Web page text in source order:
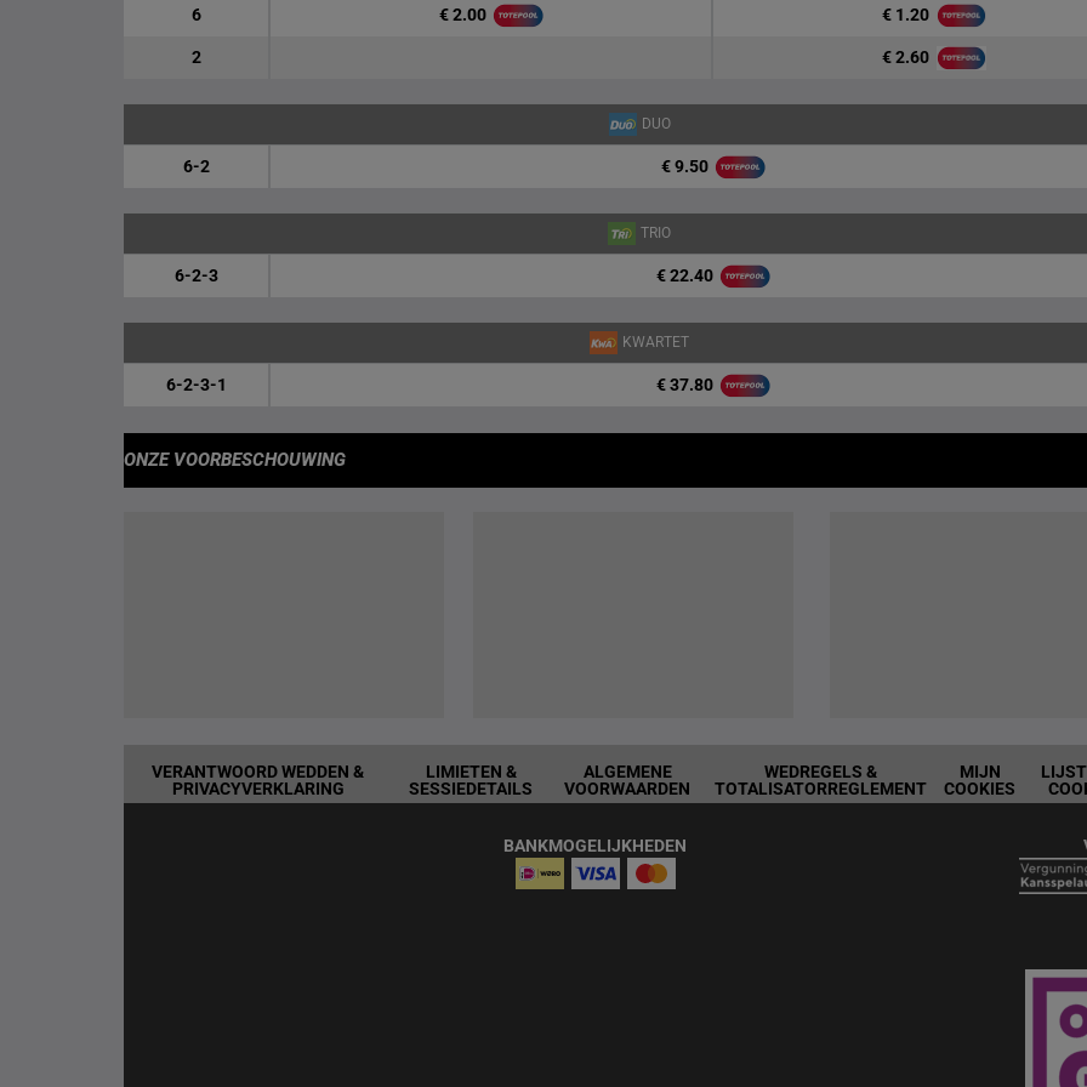
6 € 2.00 € 1.20
2 € 2.60
DUO
6-2 € 9.50
TRIO
6-2-3 € 22.40
KWARTET
6-2-3-1 € 37.80
ONZE VOORBESCHOUWING
VERANTWOORD WEDDEN &
PRIVACYVERKLARING
LIMIETEN &
SESSIEDETAILS
ALGEMENE
VOORWAARDEN
WEDREGELS &
TOTALISATORREGLEMENT
MIJN
COOKIES
BANKMOGELIJKHEDEN